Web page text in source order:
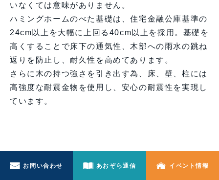
いなくては意味がありません。
ハミングホームのべた基礎は、住宅金融公庫基準の
24cm以上を大幅に上回る40cm以上を採用。基礎を
高くすることで床下の通気性、木部への雨水の跳ね
返りを防止し、耐久性を高めてあります。
さらに木の持つ強さを引き出す為、床、壁、柱には
高強度な耐震金物を使用し、安心の耐震性を実現し
ています。
お問い合わせ あおぞら通信 イベント情報